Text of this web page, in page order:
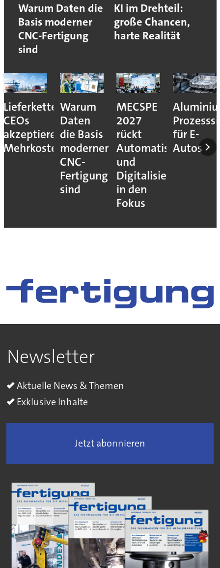
Warum Daten die
Basis moderner
CNC-Fertigung
sind
KI im Drehteil:
große Chancen,
harte Realität
Lieferkettenresilienz:
CEOs
akzeptieren
Mehrkosten
Warum
Daten
die Basis
moderner
CNC-
Fertigung
sind
MECSPE
2027
rückt
Automatisierung
und
Digitalisierung
in den
Fokus
für E-
Autos
Newsletter
Aktuelle News & Themen
Exklusive Inhalte
Jetzt abonnieren